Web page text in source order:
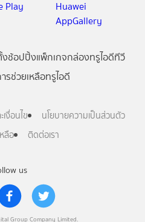
us
Group Company Limited.
ช้อปปิ้งแพ็กเกจกล่องทรูไอดีทีวี
รช่วยเหลือทรูไอดี
งื่อนไข
นโยบายความเป็นส่วนตัว
ลือ
ติดต่อเรา